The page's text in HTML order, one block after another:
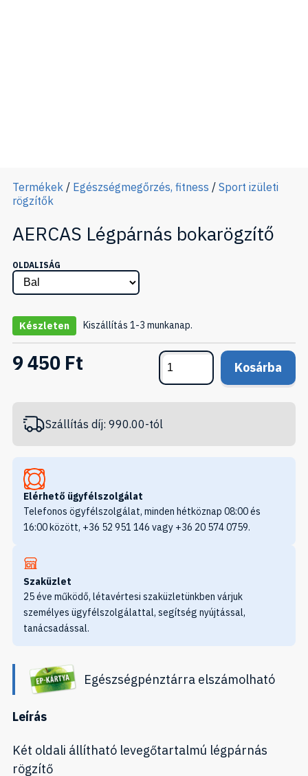
Termékek / Egészségmegőrzés, fitness / Sport izületi
rögzítők
AERCAS Légpárnás bokarögzítő
OLDALISÁG
Készleten Kiszállítás 1-3 munkanap.
9 450 Ft Kosárba
Szállítás díj: 990.00-tól
Elérhető ügyfélszolgálat
Telefonos ögyfélszolgálat, minden hétköznap 08:00 és
16:00 között, +36 52 951 146 vagy +36 20 574 0759.
Szaküzlet
25 éve működő, létavértesi szaküzletünkben várjuk
személyes ügyfélszolgálattal, segítség nyújtással,
tanácsadással.
Egészségpénztárra elszámolható
Leírás
Két oldali állítható levegőtartalmú légpárnás
rögzítő